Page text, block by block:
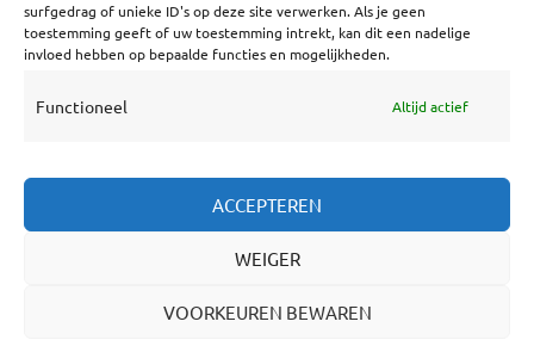
surfgedrag of unieke ID's op deze site verwerken. Als je geen
toestemming geeft of uw toestemming intrekt, kan dit een nadelige
invloed hebben op bepaalde functies en mogelijkheden.
Functioneel Altijd actief
ACCEPTEREN
WEIGER
VOORKEUREN BEWAREN
Coöperatief Cultureel Persbureau U.A. | Salzburg 29 |
3524KS Utrecht | KvK: 55573592 |Btw: